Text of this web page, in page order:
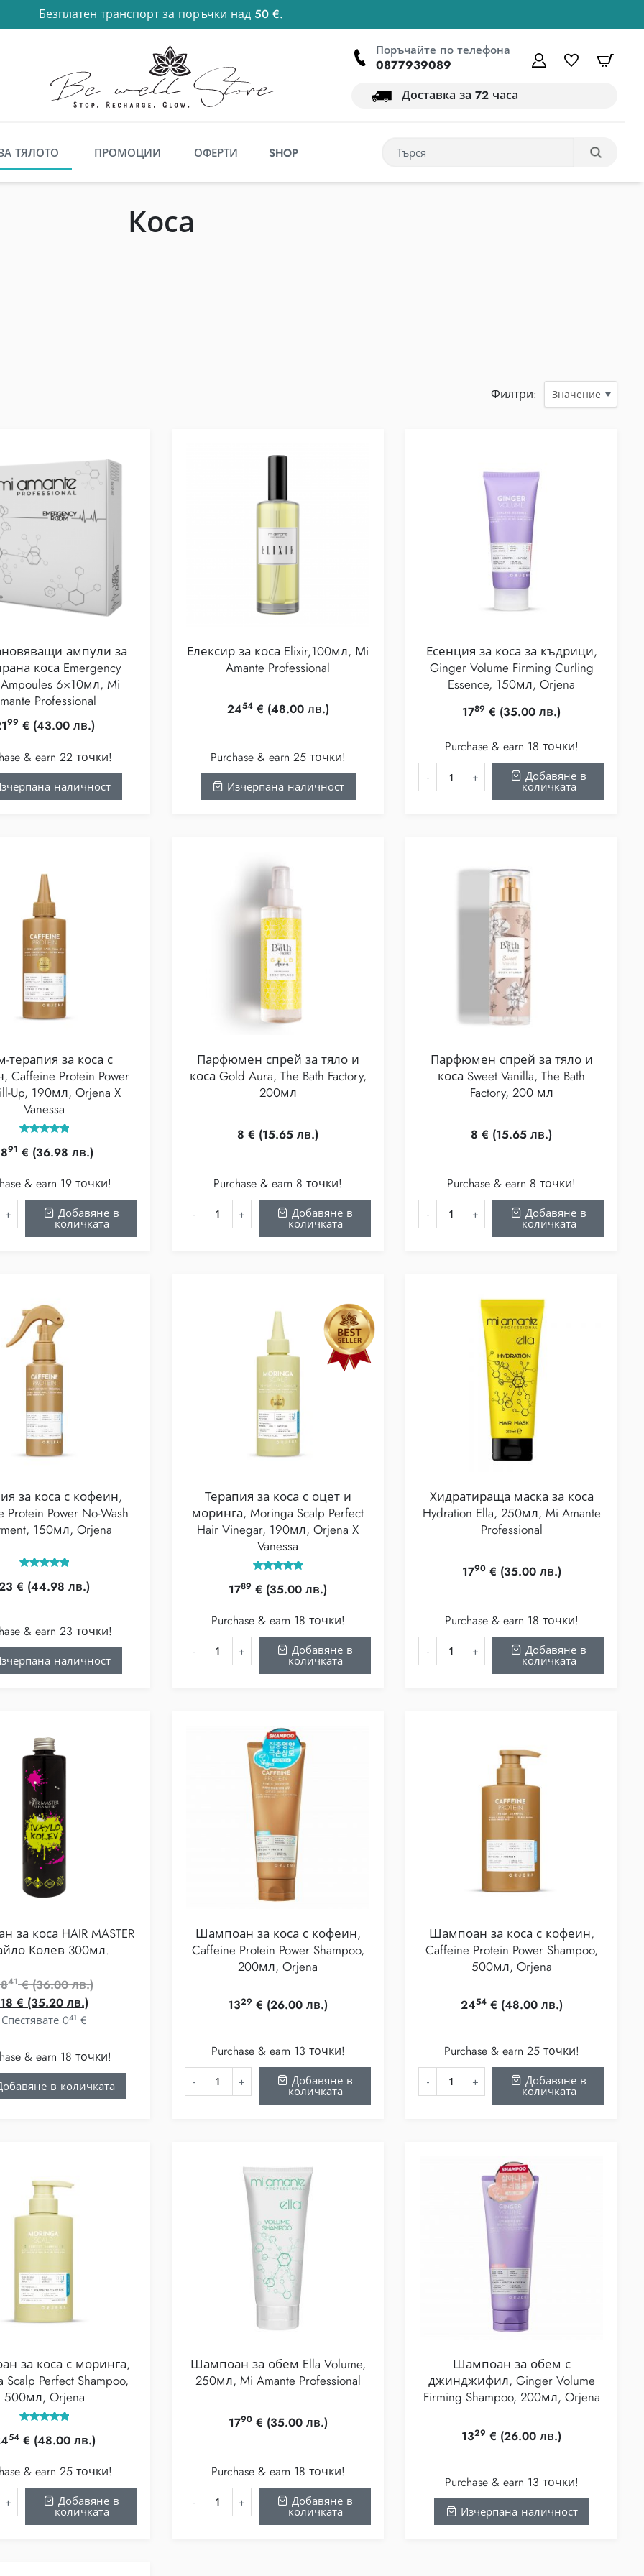
Безплатен транспорт за поръчки над 50 €.
50€
Поръчайте по телефона
0877939089
Моята сметка
списък с
Доставка за 72 часа
ТЯЛОТО ПРОМОЦИИ ОФЕРТИ SHOP
Коса
Филтри: Значение
ампули за
коса Emergency
Ampoules 6×10мл, Mi
Professional
99 € (43.00 лв.)
& earn 22 точки!
наличност
Елексир за коса Elixir,100мл, Мi
Amante Professional
2454 € (48.00 лв.)
Purchase & earn 25 точки!
Изчерпана наличност
Есенция за коса за къдрици,
Ginger Volume Firming Curling
Essence, 150мл, Orjena
1789 € (35.00 лв.)
Purchase & earn 18 точки!
Добавяне в
количката
терапия за коса с
Caffeine Protein Power
Up, 190мл, Orjena X
Vanessa
5.00
от 5
91 € (36.98 лв.)
& earn 19 точки!
Добавяне в
количката
Парфюмен спрей за тяло и
коса Gold Aura, The Bath Factory,
200мл
8 € (15.65 лв.)
Purchase & earn 8 точки!
Добавяне в
количката
Парфюмен спрей за тяло и
коса Sweet Vanilla, The Bath
Factory, 200 мл
8 € (15.65 лв.)
Purchase & earn 8 точки!
Добавяне в
количката
за коса с кофеин,
Protein Power No-Wash
150мл, Orjena
5.00
от 5
€ (44.98 лв.)
& earn 23 точки!
наличност
Терапия за коса с оцет и
моринга, Moringa Scalp Perfect
Hair Vinegar, 190мл, Orjena X
Vanessa
5.00
от 5
1789 € (35.00 лв.)
Purchase & earn 18 точки!
Добавяне в
количката
Хидратираща маска за коса
Hydration Ella, 250мл, Mi Amante
Professional
1790 € (35.00 лв.)
Purchase & earn 18 точки!
Добавяне в
количката
за коса HAIR MASTER
Колев 300мл.
41 € (36.00 лв.)Original
(36.00
лв.).
18 € (35.20 лв.)
18 €
(35.20
лв.).
Спестявате 041 €
& earn 18 точки!
в количката
Шампоан за коса с кофеин,
Caffeine Protein Power Shampoo,
200мл, Orjena
1329 € (26.00 лв.)
Purchase & earn 13 точки!
Добавяне в
количката
Шампоан за коса с кофеин,
Caffeine Protein Power Shampoo,
500мл, Orjena
2454 € (48.00 лв.)
Purchase & earn 25 точки!
Добавяне в
количката
за коса с моринга,
Scalp Perfect Shampoo,
500мл, Orjena
5.00
от 5
54 € (48.00 лв.)
& earn 25 точки!
Добавяне в
количката
Шампоан за обем Ella Volume,
250мл, Mi Amante Professional
1790 € (35.00 лв.)
Purchase & earn 18 точки!
Добавяне в
количката
Шампоан за обем с
джинджифил, Ginger Volume
Firming Shampoo, 200мл, Orjena
1329 € (26.00 лв.)
Purchase & earn 13 точки!
Изчерпана наличност